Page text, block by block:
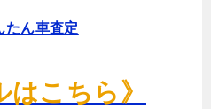
たん車査定
はこちら》